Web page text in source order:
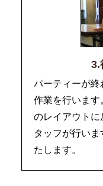
3.
パーティーが終
作業を行います
のレイアウトに
タッフが行い
たします。